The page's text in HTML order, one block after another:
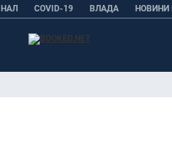
COVID-19 ВЛАДА НОВИНИ